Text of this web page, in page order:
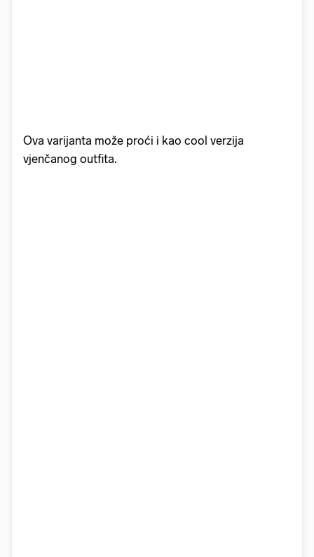
Ova varijanta može proći i kao cool verzija
vjenčanog outfita.